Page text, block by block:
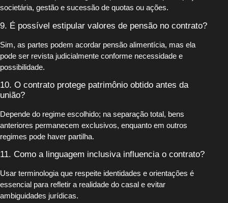
societária, gestão e sucessão de quotas ou ações.
9. É possível estipular valores de pensão no contrato?
Sim, as partes podem acordar pensão alimentícia, mas ela
pode ser revista judicialmente conforme necessidade e
possibilidade.
10. O contrato protege patrimônio obtido antes da
união?
Depende do regime escolhido; na separação total, bens
anteriores permanecem exclusivos, enquanto em outros
regimes pode haver partilha.
11. Como a linguagem inclusiva influencia o contrato?
Usar terminologia que respeite identidades e orientações é
essencial para refletir a realidade do casal e evitar
ambiguidades jurídicas.